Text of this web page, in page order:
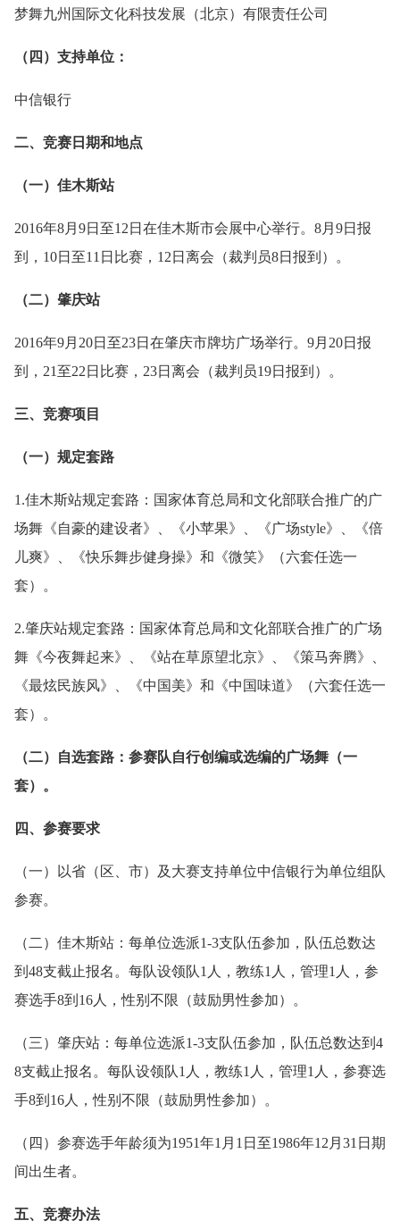
梦舞九州国际文化科技发展（北京）有限责任公司
（四）支持单位：
中信银行
二、竞赛日期和地点
（一）佳木斯站
2016年8月9日至12日在佳木斯市会展中心举行。8月9日报
到，10日至11日比赛，12日离会（裁判员8日报到）。
（二）肇庆站
2016年9月20日至23日在肇庆市牌坊广场举行。9月20日报
到，21至22日比赛，23日离会（裁判员19日报到）。
三、竞赛项目
（一）规定套路
1.佳木斯站规定套路：国家体育总局和文化部联合推广的广
场舞《自豪的建设者》、《小苹果》、《广场style》、《倍
儿爽》、《快乐舞步健身操》和《微笑》（六套任选一
套）。
2.肇庆站规定套路：国家体育总局和文化部联合推广的广场
舞《今夜舞起来》、《站在草原望北京》、《策马奔腾》、
《最炫民族风》、《中国美》和《中国味道》（六套任选一
套）。
（二）自选套路：参赛队自行创编或选编的广场舞（一
套）。
四、参赛要求
（一）以省（区、市）及大赛支持单位中信银行为单位组队
参赛。
（二）佳木斯站：每单位选派1-3支队伍参加，队伍总数达
到48支截止报名。每队设领队1人，教练1人，管理1人，参
赛选手8到16人，性别不限（鼓励男性参加）。
（三）肇庆站：每单位选派1-3支队伍参加，队伍总数达到4
8支截止报名。每队设领队1人，教练1人，管理1人，参赛选
手8到16人，性别不限（鼓励男性参加）。
（四）参赛选手年龄须为1951年1月1日至1986年12月31日期
间出生者。
五、竞赛办法